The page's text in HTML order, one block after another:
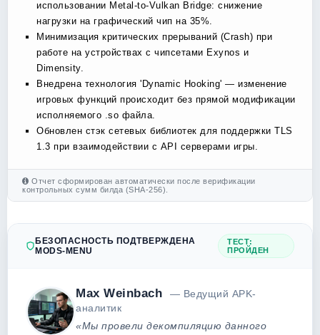
использовании Metal-to-Vulkan Bridge: снижение
нагрузки на графический чип на 35%.
Минимизация критических прерываний (Crash) при
работе на устройствах с чипсетами Exynos и
Dimensity.
Внедрена технология 'Dynamic Hooking' — изменение
игровых функций происходит без прямой модификации
исполняемого .so файла.
Обновлен стэк сетевых библиотек для поддержки TLS
1.3 при взаимодействии с API серверами игры.
Отчет сформирован автоматически после верификации
контрольных сумм билда (SHA-256).
БЕЗОПАСНОСТЬ ПОДТВЕРЖДЕНА
MODS-MENU
ТЕСТ:
ПРОЙДЕН
Max Weinbach
— Ведущий APK-
аналитик
«Мы провели декомпиляцию данного